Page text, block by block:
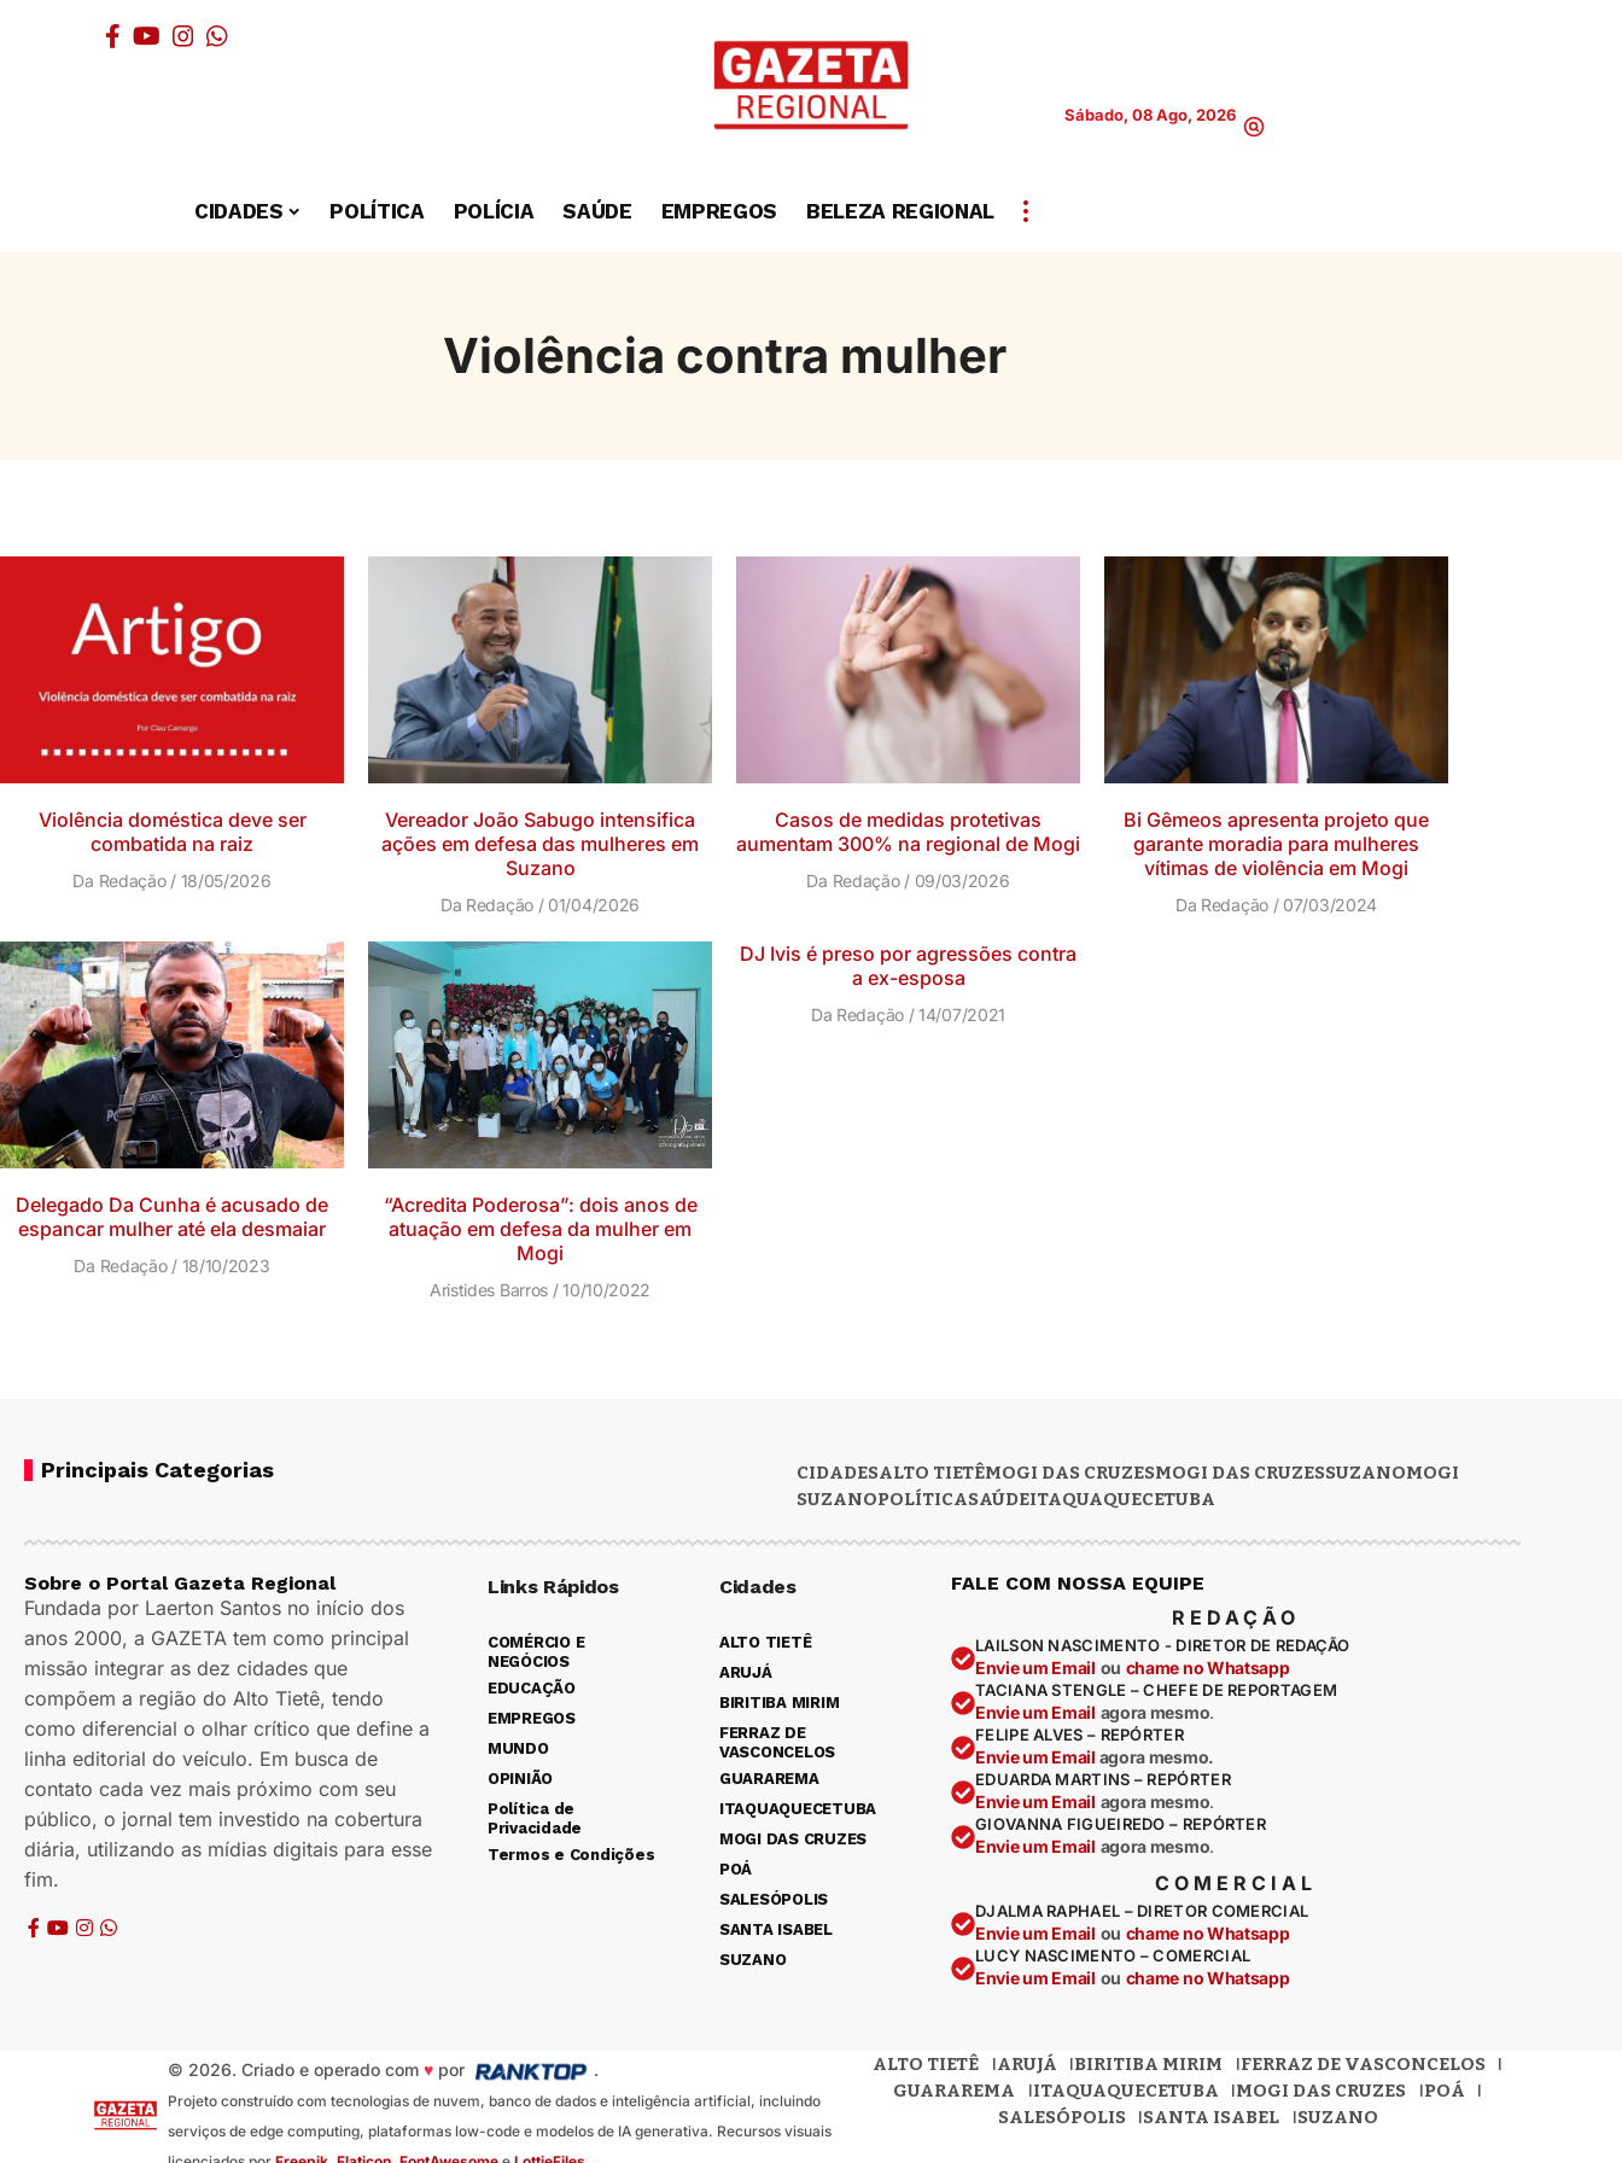
Sábado, 08 Ago, 2026
CIDADES POLÍTICA POLÍCIA SAÚDE EMPREGOS BELEZA REGIONAL
Violência contra mulher
Violência doméstica deve ser
combatida na raiz
Da Redação 18/05/2026
Vereador João Sabugo intensifica
ações em defesa das mulheres em
Suzano
Da Redação 01/04/2026
Casos de medidas protetivas
aumentam 300% na regional de Mogi
Da Redação 09/03/2026
Bi Gêmeos apresenta projeto que
garante moradia para mulheres
vítimas de violência em Mogi
Da Redação 07/03/2024
Delegado Da Cunha é acusado de
espancar mulher até ela desmaiar
Da Redação 18/10/2023
“Acredita Poderosa”: dois anos de
atuação em defesa da mulher em
Mogi
Aristides Barros 10/10/2022
DJ Ivis é preso por agressões contra
a ex-esposa
Da Redação 14/07/2021
Principais Categorias CIDADESALTO TIETÊMOGI DAS CRUZESMOGI DAS CRUZESSUZANOMOGI
SUZANOPOLÍTICASAÚDEITAQUAQUECETUBA
Sobre o Portal Gazeta Regional
Fundada por Laerton Santos no início dos
anos 2000, a GAZETA tem como principal
missão integrar as dez cidades que
compõem a região do Alto Tietê, tendo
como diferencial o olhar crítico que define a
linha editorial do veículo. Em busca de
contato cada vez mais próximo com seu
público, o jornal tem investido na cobertura
diária, utilizando as mídias digitais para esse
fim.
Links Rápidos
COMÉRCIO E
NEGÓCIOS
EDUCAÇÃO
EMPREGOS
MUNDO
OPINIÃO
Política de
Privacidade
Termos e Condições
Cidades
ALTO TIETÊ
ARUJÁ
BIRITIBA MIRIM
FERRAZ DE
VASCONCELOS
GUARAREMA
ITAQUAQUECETUBA
MOGI DAS CRUZES
POÁ
SALESÓPOLIS
SANTA ISABEL
SUZANO
FALE COM NOSSA EQUIPE
REDAÇÃO
LAILSON NASCIMENTO - DIRETOR DE REDAÇÃO
Envie um Email ou chame no Whatsapp
TACIANA STENGLE – CHEFE DE REPORTAGEM
Envie um Email agora mesmo.
FELIPE ALVES – REPÓRTER
Envie um Email agora mesmo.
EDUARDA MARTINS – REPÓRTER
Envie um Email agora mesmo.
GIOVANNA FIGUEIREDO – REPÓRTER
Envie um Email agora mesmo.
COMERCIAL
DJALMA RAPHAEL – DIRETOR COMERCIAL
Envie um Email ou chame no Whatsapp
LUCY NASCIMENTO – COMERCIAL
Envie um Email ou chame no Whatsapp
© 2026. Criado e operado com ♥por .
Projeto construído com tecnologias de nuvem, banco de dados e inteligência artificial, incluindo
serviços de edge computing, plataformas low-code e modelos de IA generativa. Recursos visuais
ALTO TIETÊ ARUJÁ BIRITIBA MIRIM
FERRAZ DE VASCONCELOS
GUARAREMA
ITAQUAQUECETUBA MOGI DAS CRUZES
POÁ
SALESÓPOLIS
SANTA ISABEL SUZANO